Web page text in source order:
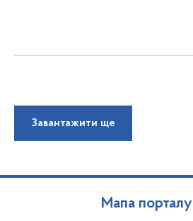
Завантажити ще
Мапа порталу